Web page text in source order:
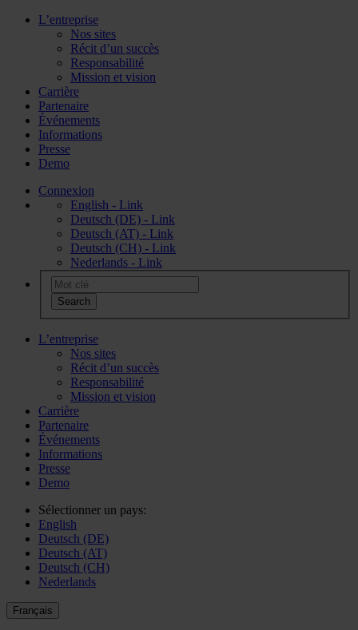
L’entreprise
Nos sites
Récit d’un succès
Responsabilité
Mission et vision
Carrière
Partenaire
Événements
Informations
Presse
Demo
Connexion
English - Link
Deutsch (DE) - Link
Deutsch (AT) - Link
Deutsch (CH) - Link
Nederlands - Link
L’entreprise
Nos sites
Récit d’un succès
Responsabilité
Mission et vision
Carrière
Partenaire
Événements
Informations
Presse
Demo
Sélectionner un pays:
English
Deutsch (DE)
Deutsch (AT)
Deutsch (CH)
Nederlands
Français